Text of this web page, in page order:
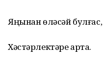
Яңынан өләсәй булғас,
Хәстәрлектәре арта.